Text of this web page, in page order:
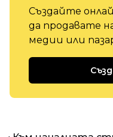
Създайте
да продавате
медии или